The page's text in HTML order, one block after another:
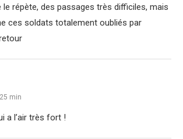
le répète, des passages très difficiles, mais
ces soldats totalement oubliés par
min
a l’air très fort !